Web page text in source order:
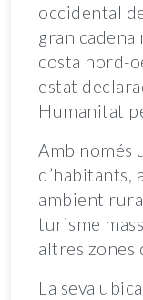
occidental
gran
costa nord-
estat
Humanitat
Amb només
d’habitants,
ambient
turisme
altres zones
La seva